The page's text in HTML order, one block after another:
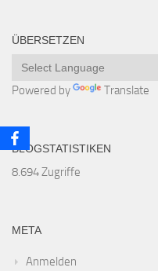
ÜBERSETZEN
Powered by Translate
BLOGSTATISTIKEN
8.694 Zugriffe
META
Anmelden